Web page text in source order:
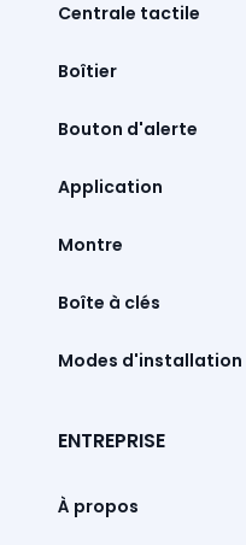
Centrale tactile
Boîtier
Bouton d'alerte
Montre
Boîte à clés
Modes d'installation
ENTREPRISE
À propos